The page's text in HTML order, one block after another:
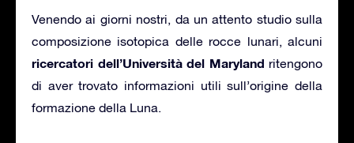
Venendo ai giorni nostri, da un attento studio sulla
composizione isotopica delle rocce lunari, alcuni
ricercatori dell’Università del Maryland ritengono
di aver trovato informazioni utili sull’origine della
formazione della Luna.